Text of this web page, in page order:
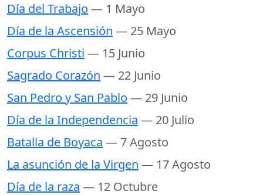
Día del Trabajo — 1 Mayo
Día de la Ascensión — 25 Mayo
Corpus Christi — 15 Junio
Sagrado Corazón — 22 Junio
San Pedro y San Pablo — 29 Junio
Día de la Independencia — 20 Julio
Batalla de Boyaca — 7 Agosto
La asunción de la Virgen — 17 Agosto
Día de la raza — 12 Octubre